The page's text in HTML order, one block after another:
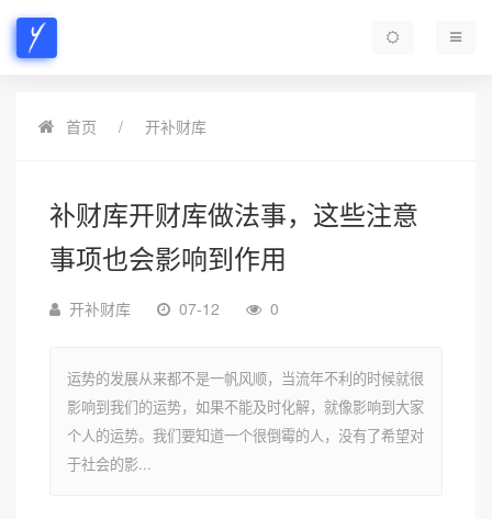
首页 开补财库
补财库开财库做法事，这些注意
事项也会影响到作用
开补财库 07-12 0
运势的发展从来都不是一帆风顺，当流年不利的时候就很
影响到我们的运势，如果不能及时化解，就像影响到大家
个人的运势。我们要知道一个很倒霉的人，没有了希望对
于社会的影...